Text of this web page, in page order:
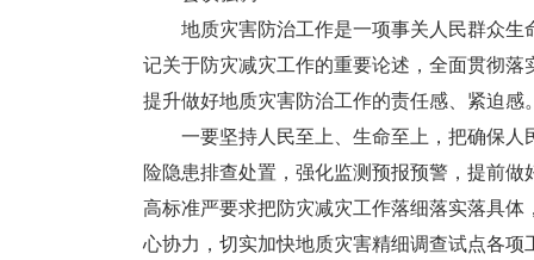
地质灾害防治工作是一项事关人民群众生
记关于防灾减灾工作的重要论述，全面贯彻
提升做好地质灾害防治工作的责任感、紧迫感
一要坚持人民至上、生命至上，把确保人
险隐患排查处置，强化监测预报预警，提前
高标准严要求把防灾减灾工作落细落实落具
心协力，切实加快地质灾害精细调查试点各